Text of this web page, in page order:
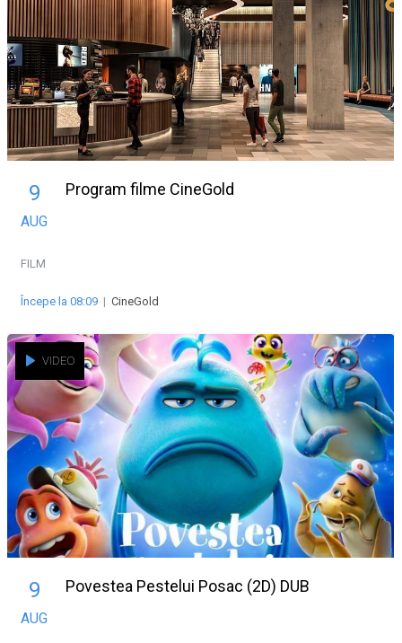
9
AUG
Program filme CineGold
FILM
Începe la 08:09 | CineGold
VIDEO
9
AUG
Povestea Pestelui Posac (2D) DUB